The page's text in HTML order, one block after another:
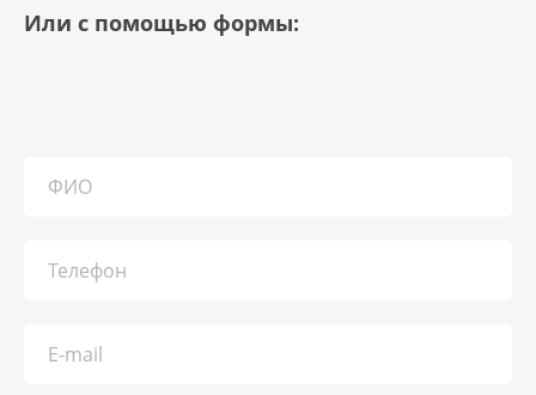
Или с помощью формы: